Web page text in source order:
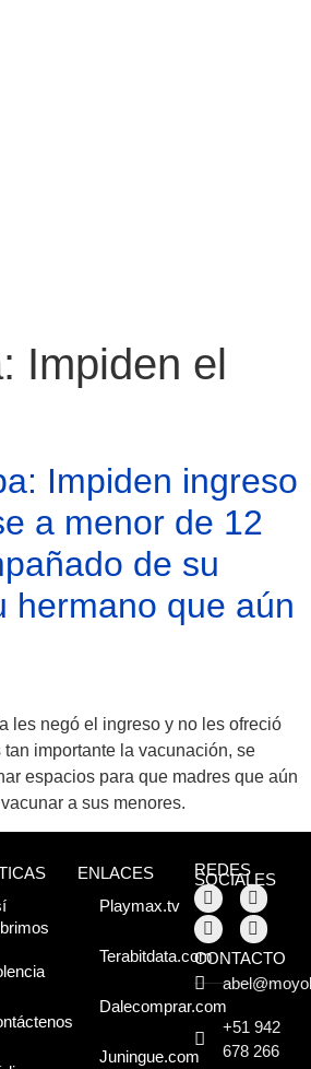
está
Impiden el
Impiden ingreso
a menor de 12
de su
hermano que aún
les negó el ingreso y no les ofreció
importante la vacunación, se
espacios para que madres que aún
a sus menores.
ENLACES
Playmax.tv
Terabitdata.com
Dalecomprar.com
Juningue.com
REDES
SOCIALES
CONTACTO
+51 942
678 266